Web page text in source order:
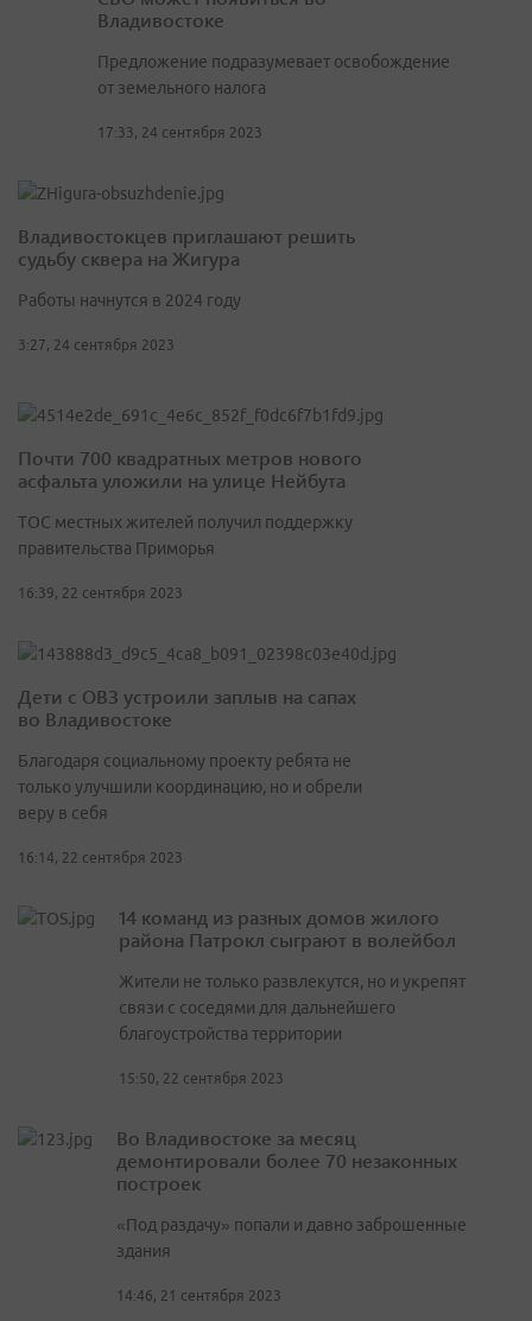
Владивостоке
Предложение подразумевает освобождение
от земельного налога
17:33, 24 сентября 2023
Владивостокцев приглашают решить
судьбу сквера на Жигура
Работы начнутся в 2024 году
3:27, 24 сентября 2023
Почти 700 квадратных метров нового
асфальта уложили на улице Нейбута
ТОС местных жителей получил поддержку
правительства Приморья
16:39, 22 сентября 2023
Дети с ОВЗ устроили заплыв на сапах
во Владивостоке
Благодаря социальному проекту ребята не
только улучшили координацию, но и обрели
веру в себя
16:14, 22 сентября 2023
14 команд из разных домов жилого
района Патрокл сыграют в волейбол
Жители не только развлекутся, но и укрепят
связи с соседями для дальнейшего
благоустройства территории
15:50, 22 сентября 2023
Во Владивостоке за месяц
демонтировали более 70 незаконных
построек
«Под раздачу» попали и давно заброшенные
здания
14:46, 21 сентября 2023